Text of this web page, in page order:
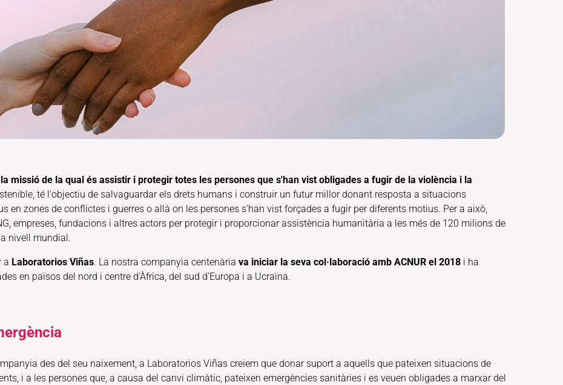
missió de la qual és assistir i protegir totes les persones que s'han vist obligades a fugir de la violència i la
té l'objectiu de salvaguardar els drets humans i construir un futur millor donant resposta a situacions
en zones de conflictes i guerres o allà on les persones s'han vist forçades a fugir per diferents motius. Per a això,
empreses, fundacions i altres actors per protegir i proporcionar assistència humanitària a les més de 120 milions de
nivell mundial.
a Laboratorios Viñas. La nostra companyia centenària va iniciar la seva col·laboració amb ACNUR el 2018 i ha
en països del nord i centre d'Àfrica, del sud d'Europa i a Ucraïna.
des del seu naixement, a Laboratorios Viñas creiem que donar suport a aquells que pateixen situacions de
i a les persones que, a causa del canvi climàtic, pateixen emergències sanitàries i es veuen obligades a marxar del